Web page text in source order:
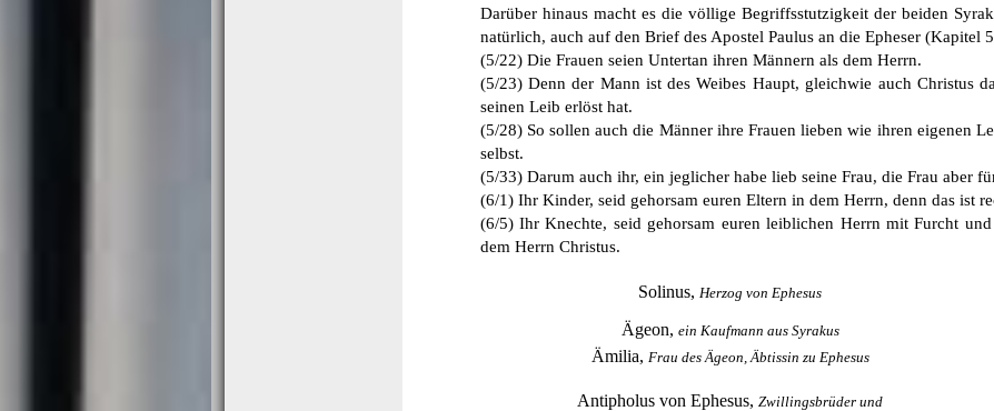
Darüber hinaus macht es die völlige Begriffsstutzigkeit der beiden
natürlich, auch auf den Brief des Apostel Paulus an die Epheser (Kapitel
(5/22) Die Frauen seien Untertan ihren Männern als dem Herrn.
(5/23) Denn der Mann ist des Weibes Haupt, gleichwie auch Christus
seinen Leib erlöst hat.
(5/28) So sollen auch die Männer ihre Frauen lieben wie ihren eigenen
selbst.
(5/33) Darum auch ihr, ein jeglicher habe lieb seine Frau, die Frau aber
(6/1) Ihr Kinder, seid gehorsam euren Eltern in dem Herrn, denn das ist
(6/5) Ihr Knechte, seid gehorsam euren leiblichen Herrn mit Furcht
dem Herrn Christus.
Solinus, Herzog von Ephesus
Ägeon, ein Kaufmann aus Syrakus
Ämilia, Frau des Ägeon, Äbtissin zu Ephesus
Antipholus von Ephesus, Zwillingsbrüder und